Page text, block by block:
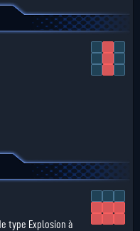
type Explosion à